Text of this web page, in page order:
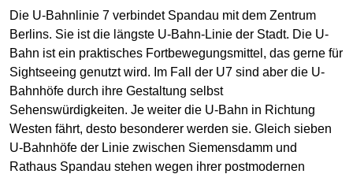
Die U-Bahnlinie 7 verbindet Spandau mit dem Zentrum
Berlins. Sie ist die längste U-Bahn-Linie der Stadt. Die U-
Bahn ist ein praktisches Fortbewegungsmittel, das gerne für
Sightseeing genutzt wird. Im Fall der U7 sind aber die U-
Bahnhöfe durch ihre Gestaltung selbst
Sehenswürdigkeiten. Je weiter die U-Bahn in Richtung
Westen fährt, desto besonderer werden sie. Gleich sieben
U-Bahnhöfe der Linie zwischen Siemensdamm und
Rathaus Spandau stehen wegen ihrer postmodernen